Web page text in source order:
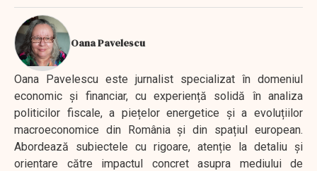
Oana Pavelescu
Oana Pavelescu este jurnalist specializat în domeniul
economic și financiar, cu experiență solidă în analiza
politicilor fiscale, a piețelor energetice și a evoluțiilor
macroeconomice din România și din spațiul european.
Abordează subiectele cu rigoare, atenție la detaliu și
orientare către impactul concret asupra mediului de